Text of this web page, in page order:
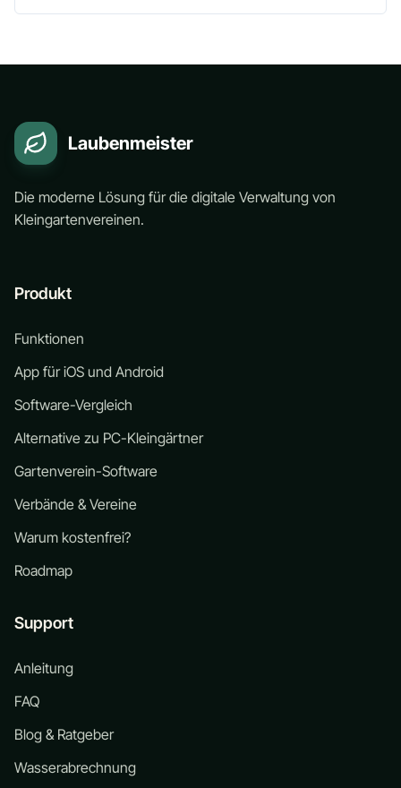
Laubenmeister
Die moderne Lösung für die digitale Verwaltung von
Kleingartenvereinen.
Produkt
Funktionen
App für iOS und Android
Software-Vergleich
Alternative zu PC-Kleingärtner
Gartenverein-Software
Verbände & Vereine
Warum kostenfrei?
Roadmap
Support
Anleitung
FAQ
Blog & Ratgeber
Wasserabrechnung